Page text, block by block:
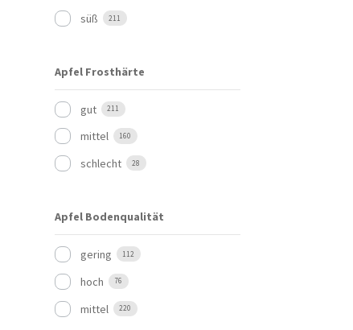
süß 211
Apfel Frosthärte
gut 211
mittel 160
schlecht 28
Apfel Bodenqualität
gering 112
hoch 76
mittel 220